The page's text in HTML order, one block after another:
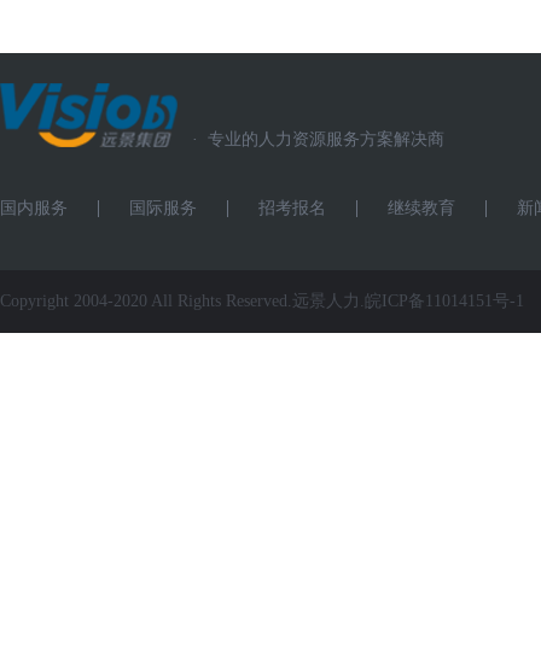
· 专业的人力资源服务方案解决商
国内服务 国际服务 招考报名 继续教育 新
Copyright 2004-2020 All Rights Reserved.远景人力. 皖ICP备11014151号-1